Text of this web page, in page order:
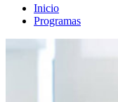
Inicio
Programas